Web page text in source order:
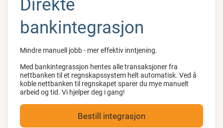
bankintegrasjon
Mindre manuell jobb - mer effektiv inntjening.
Med bankintegrassjon hentes alle transaksjoner fra
nettbanken til et regnskapssystem helt automatisk. Ved å
koble nettbanken til regnskapet sparer du mye manuelt
arbeid og tid. Vi hjelper deg i gang!
Bestill integrasjon